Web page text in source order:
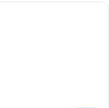
Ett hotellrum med en stor säng, två